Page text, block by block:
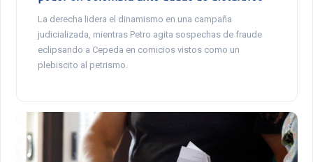
La derecha lidera el dinamismo en una campaña
judicializada, mientras Petro agita sospechas de fraude
eclipsando a Cepeda en comicios vistos como un
plebiscito al petrismo.